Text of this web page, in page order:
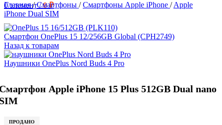
0элемент / 0₽
Главная/ Смартфоны / Смартфоны Apple iPhone / Apple
iPhone Dual SIM
Смартфон OnePlus 15 12/256GB Global (CPH2749)
Назад к товарам
Наушники OnePlus Nord Buds 4 Pro
Apple iPhone 15 Plus 512GB Dual nano
ПРОДАНО